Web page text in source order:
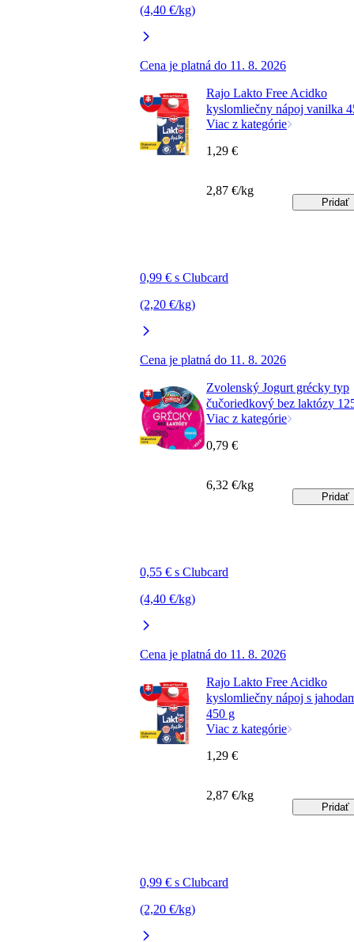
(4,40 €/kg)
Cena je platná do 11. 8. 2026
Rajo Lakto Free Acidko
kyslomliečny nápoj vanilka
Viac z kategórie
0,99 € s Clubcard
(2,20 €/kg)
Cena je platná do 11. 8. 2026
1,29 €
2,87 €/kg
Pridať
Zvolenský Jogurt grécky typ
čučoriedkový bez laktózy
Viac z kategórie
0,55 € s Clubcard
(4,40 €/kg)
Cena je platná do 11. 8. 2026
0,79 €
6,32 €/kg
Pridať
Rajo Lakto Free Acidko
kyslomliečny nápoj s
450 g
Viac z kategórie
0,99 € s Clubcard
(2,20 €/kg)
1,29 €
2,87 €/kg
Pridať